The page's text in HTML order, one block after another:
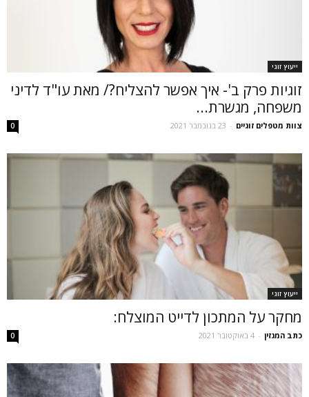
ייעוץ זוגי
זוגיות פרק ב'- איך אפשר להצליח?/ מאת עו"ד לדיני
משפחה, מגשרת...
צוות מטפלים זוגיים - 23 בנובמבר 2021 0
ייעוץ זוגי
מחקר על המתכון לדייט המוצלח:
כתב המגזין - 4 באוקטובר 2021 0